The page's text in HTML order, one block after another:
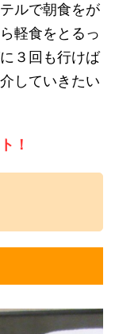
ルで朝食をが
軽食をとるっ
３回も行けば
していきたい
！